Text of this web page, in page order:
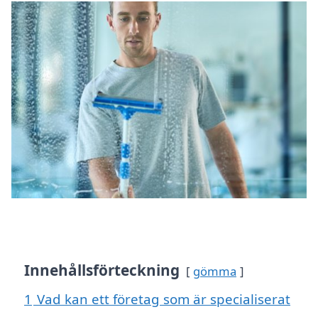
Innehållsförteckning gömma
1 Vad kan ett företag som är specialiserat